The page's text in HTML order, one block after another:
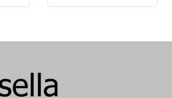
mm
m, double agrafage
haute résistance